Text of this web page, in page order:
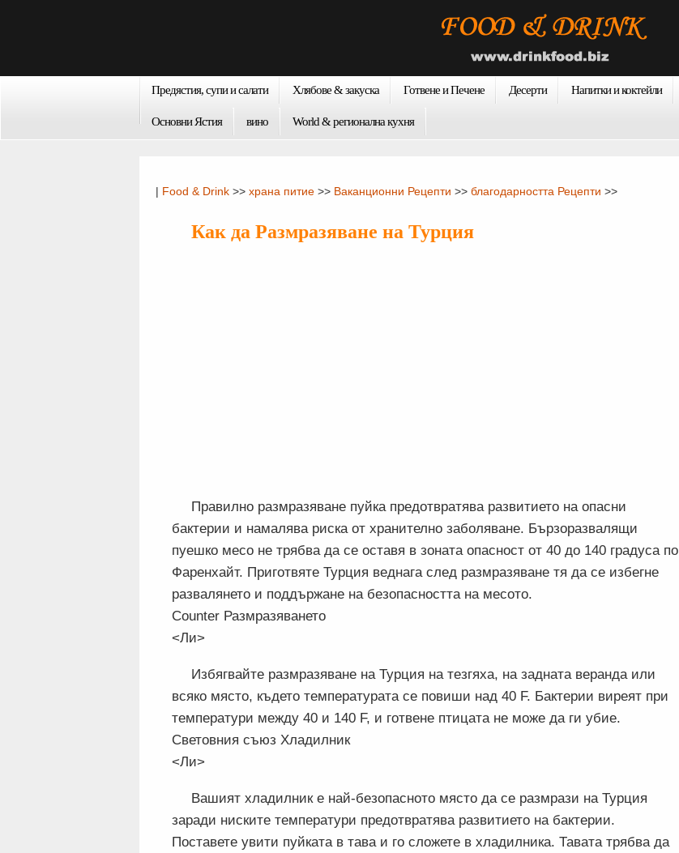
Предястия, супи и салати Хлябове & закуска Готвене и Печене Десерти Напитки и коктейли
Основни Ястия вино World & регионална кухня
| Food & Drink >> храна питие >> Ваканционни Рецепти >> благодарността Рецепти >>
Как да Размразяване на Турция
Правилно размразяване пуйка предотвратява развитието на опасни
бактерии и намалява риска от хранително заболяване. Бързоразвалящи
пуешко месо не трябва да се оставя в зоната опасност от 40 до 140 градуса по
Фаренхайт. Приготвяте Турция веднага след размразяване тя да се избегне
развалянето и поддържане на безопасността на месото.
Counter Размразяването
<Ли>
Избягвайте размразяване на Турция на тезгяха, на задната веранда или
всяко място, където температурата се повиши над 40 F. Бактерии виреят при
температури между 40 и 140 F, и готвене птицата не може да ги убие.
Световния съюз Хладилник
<Ли>
Вашият хладилник е най-безопасното място да се размрази на Турция
заради ниските температури предотвратява развитието на бактерии.
Поставете увити пуйката в тава и го сложете в хладилника. Тавата трябва да